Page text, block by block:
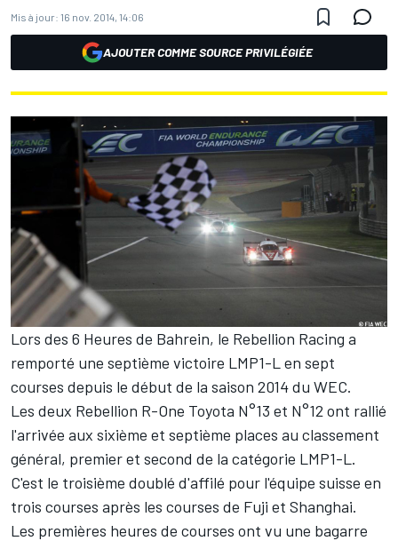
Mis à jour: 16 nov. 2014, 14:06
AJOUTER COMME SOURCE PRIVILÉGIÉE
Lors des 6 Heures de Bahrein, le Rebellion Racing a
remporté une septième victoire LMP1-L en sept
courses depuis le début de la saison 2014 du WEC.
Les deux Rebellion R-One Toyota N°13 et N°12 ont rallié
l'arrivée aux sixième et septième places au classement
général, premier et second de la catégorie LMP1-L.
C'est le troisième doublé d'affilé pour l'équipe suisse en
trois courses après les courses de Fuji et Shanghai.
Les premières heures de courses ont vu une bagarre